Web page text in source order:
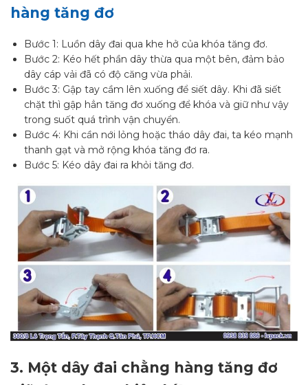
hàng tăng đơ
Bước 1: Luồn dây đai qua khe hở của khóa tăng đơ.
Bước 2: Kéo hết phần dây thừa qua một bên, đảm bảo
dây cáp vải đã có độ căng vừa phải.
Bước 3: Gập tay cầm lên xuống để siết dây. Khi đã siết
chặt thì gập hẳn tăng đơ xuống để khóa và giữ như vậy
trong suốt quá trình vận chuyển.
Bước 4: Khi cần nới lỏng hoặc tháo dây đai, ta kéo mạnh
thanh gạt và mở rộng khóa tăng đơ ra.
Bước 5: Kéo dây đai ra khỏi tăng đơ.
3. Một dây đai chằng hàng tăng đơ